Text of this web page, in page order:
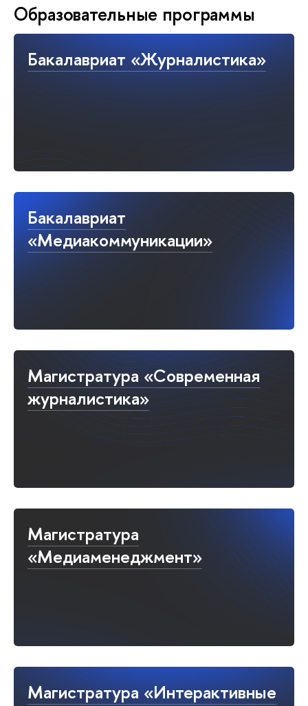
Образовательные программы
Бакалавриат «Журналистика»
Бакалавриат
«Медиакоммуникации»
Магистратура «Современная
журналистика»
Магистратура
«Медиаменеджмент»
Магистратура «Интерактивные